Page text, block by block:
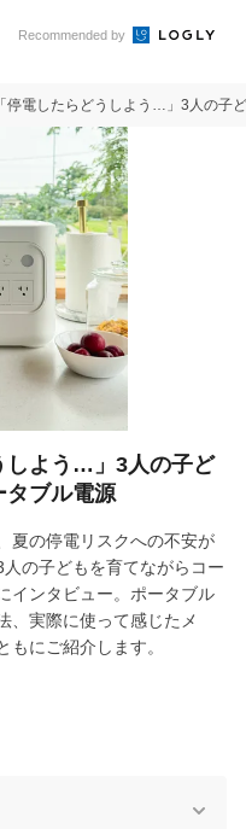
Recommended by
停電したらどうしよう…」3人の子
しよう…」3人の子ど
タブル電源
夏の停電リスクへの不安が
の子どもを育てながらコー
インタビュー。ポータブル
、実際に使って感じたメ
もにご紹介します。